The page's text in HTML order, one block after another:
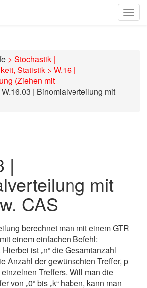
> Stochastik |
Statistik > W.16 |
(Ziehen mit
W.16.03 | Binomialverteilung mit
|
mit
CAS
berechnet man mit einem GTR
einem einfachen Befehl:
Hierbei ist „n“ die Gesamtanzahl
Anzahl der gewünschten Treffer, p
Treffers. Will man die
von „0“ bis „k“ haben, kann man